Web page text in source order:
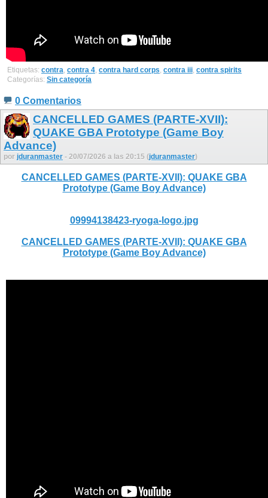
Etiquetas: contra, contra 4, contra hard corps, contra iii, contra spirits
Categorías: Sin categoría
0 Comentarios
CANCELLED GAMES (PARTE-XVII):
QUAKE GBA Prototype (Game Boy
Advance)
por jduranmaster - 20/07/2026 a las 20:15 (jduranmaster)
CANCELLED GAMES (PARTE-XVII): QUAKE GBA
Prototype (Game Boy Advance)
09994138423-ryoga-logo.jpg
CANCELLED GAMES (PARTE-XVII): QUAKE GBA
Prototype (Game Boy Advance)